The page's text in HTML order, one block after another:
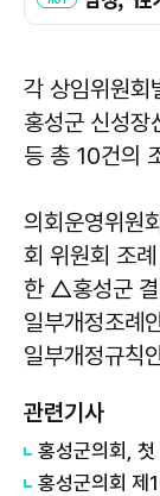
각 상임위원회
홍성군 신성장
등 총 10건의
의회운영위원
회 위원회 조
한 △홍성군 결
일부개정조례
일부개정규칙
관련기사
홍성군의회,
홍성군의회 제